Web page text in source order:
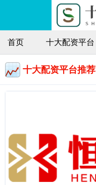
首页 十大配资平台
十大配资平台推荐